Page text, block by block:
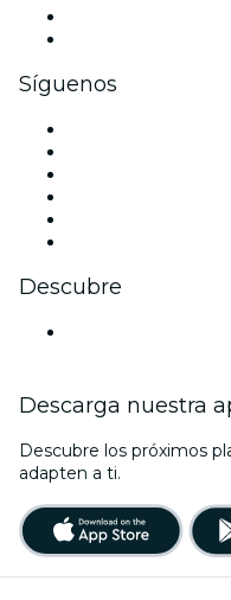
Síguenos
Descubre
Descarga nuestra
Descubre los próximos
adapten a ti.